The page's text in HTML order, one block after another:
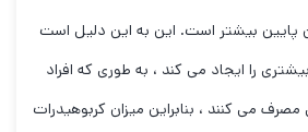
پایین بیشتر است. این به این دلیل است
را ایجاد می کند ، به طوری که افراد
می کنند ، بنابراین میزان کربوهیدرات